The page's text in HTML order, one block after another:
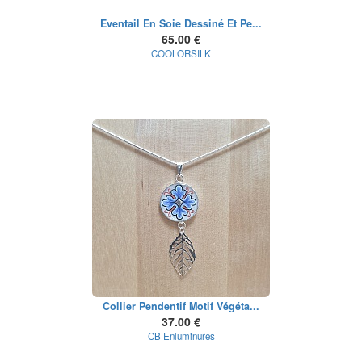
Eventail En Soie Dessiné Et Pe...
65.00 €
COOLORSILK
Collier Pendentif Motif Végéta...
37.00 €
CB Enluminures